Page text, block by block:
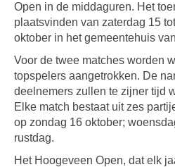
Open in de middaguren. Het
plaatsvinden van zaterdag 15
oktober in het gemeentehuis
Voor de twee matches worden
topspelers aangetrokken. De
deelnemers zullen te zijner tijd
Elke match bestaat uit zes
op zondag 16 oktober;
rustdag.
Het Hoogeveen Open, dat elk